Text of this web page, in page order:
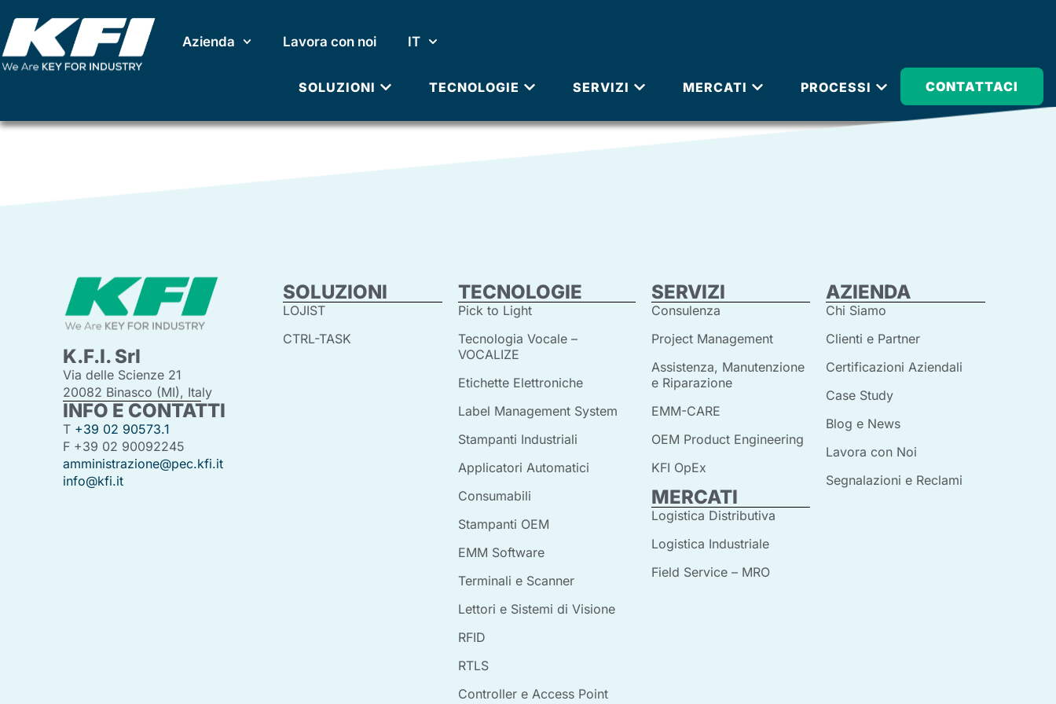
al
contenuto
Azienda Lavora con noi IT
SOLUZIONI APRI SOLUZIONI
TECNOLOGIE APRI TECNOLOGIE
SERVIZI APRI SERVIZI
MERCATI APRI MERCATI
PROCESSI APRI PROCESSI
CONTATTACI
Servizi
K.F.I. Srl
Via delle Scienze 21
20082 Binasco (MI), Italy
INFO E CONTATTI
T +39 02 90573.1
F +39 02 90092245
amministrazione@pec.kfi.it
info@kfi.it
SOLUZIONI
LOJIST
CTRL-TASK
TECNOLOGIE
Pick to Light
Tecnologia Vocale –
VOCALIZE
Etichette Elettroniche
Label Management System
Stampanti Industriali
Applicatori Automatici
Consumabili
Stampanti OEM
EMM Software
Terminali e Scanner
Lettori e Sistemi di Visione
RFID
RTLS
Controller e Access Point
SERVIZI
Consulenza
Project Management
Assistenza, Manutenzione
e Riparazione
EMM-CARE
OEM Product Engineering
KFI OpEx
MERCATI
Logistica Distributiva
Logistica Industriale
Field Service – MRO
AZIENDA
Chi Siamo
Clienti e Partner
Certificazioni Aziendali
Case Study
Blog e News
Lavora con Noi
Segnalazioni e Reclami